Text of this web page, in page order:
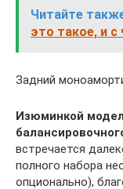
Читайте
это такое, и с
Задний
Изюминкой
встречается
полного набора
опционально),